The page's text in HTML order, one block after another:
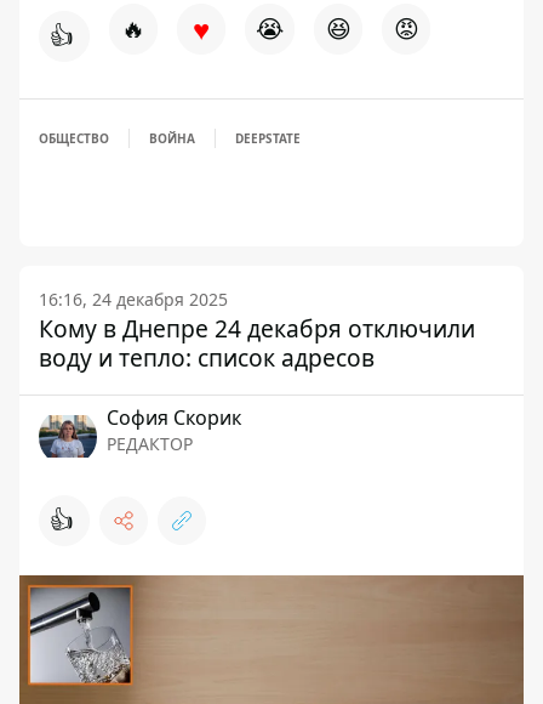
👍 🔥 ♥ 😭 😆 😡
ОБЩЕСТВО ВОЙНА DEEPSTATE
16:16, 24 декабря 2025
Кому в Днепре 24 декабря отключили
воду и тепло: список адресов
София Скорик
РЕДАКТОР
👍